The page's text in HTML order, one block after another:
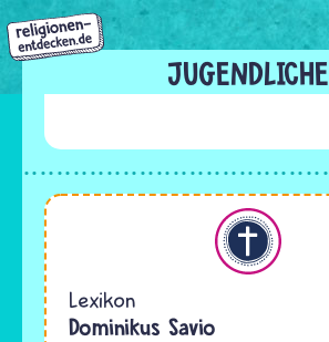
Direkt
zum
Inhalt
JUGENDLICHE
Christentum
Lexikon
Dominikus Savio